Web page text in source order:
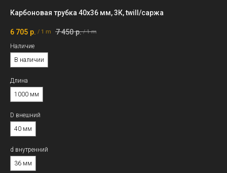
Карбоновая трубка 40х36 мм, 3К, twill/саржа
6 705 р. / 1 m 7 450 р. / 1 m
Наличие
В наличии
Длина
1000 мм
D внешний
40 мм
d внутренний
36 мм